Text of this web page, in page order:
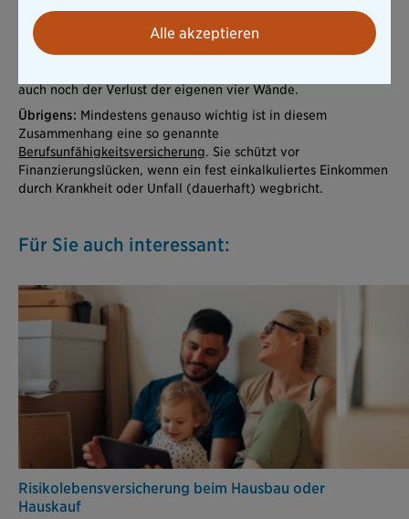
Restschuld abzuschließen.
Denn sollte es wirklich zum Äußersten kommen und ein
Familienmitglied aus dem Leben gerissen werden, bevor das
auch noch der Verlust der eigenen vier Wände.
Übrigens: Mindestens genauso wichtig ist in diesem
Zusammenhang eine so genannte
Berufsunfähigkeitsversicherung. Sie schützt vor
Finanzierungslücken, wenn ein fest einkalkuliertes Einkommen
durch Krankheit oder Unfall (dauerhaft) wegbricht.
Für Sie auch interessant:
Risikolebens­versicherung beim Hausbau oder
Hauskauf
Alle akzeptieren